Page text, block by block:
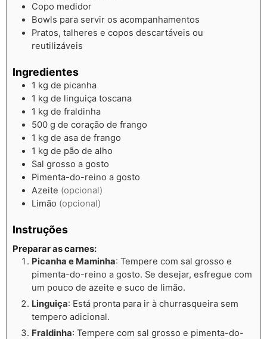
Copo medidor
Bowls para servir os acompanhamentos
Pratos, talheres e copos descartáveis ou
reutilizáveis
Ingredientes
1 kg de picanha
1 kg de linguiça toscana
1 kg de fraldinha
500 g de coração de frango
1 kg de asa de frango
1 kg de pão de alho
Sal grosso a gosto
Pimenta-do-reino a gosto
Azeite (opcional)
Limão (opcional)
Instruções
Preparar as carnes:
Picanha e Maminha: Tempere com sal grosso e
pimenta-do-reino a gosto. Se desejar, esfregue com
um pouco de azeite e suco de limão.
Linguiça: Está pronta para ir à churrasqueira sem
tempero adicional.
Fraldinha: Tempere com sal grosso e pimenta-do-